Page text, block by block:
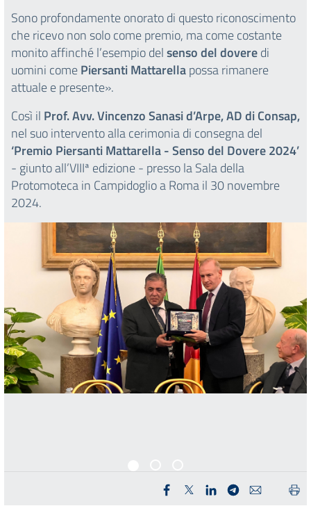
Sono profondamente onorato di questo riconoscimento
che ricevo non solo come premio, ma come costante
monito affinché l’esempio delsenso del doveredi
uomini comePiersanti Mattarellapossa rimanere
attuale e presente».
Così il Prof. Avv. Vincenzo Sanasi d’Arpe, AD di Consap,
nel suo intervento alla cerimonia di consegna del
‘Premio Piersanti Mattarella - Senso del Dovere 2024’
- giunto all’VIIIª edizione - presso la Sala della
Protomoteca in Campidoglio a Roma il 30 novembre
2024.